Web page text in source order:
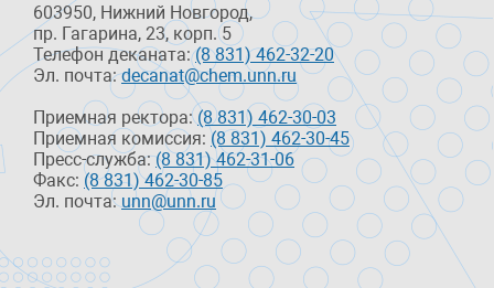
603950, Нижний Новгород,
пр. Гагарина, 23, корп. 5
Телефон деканата:(8 831) 462-32-20
Эл. почта:decanat@chem.unn.ru
Приемная ректора:(8 831) 462-30-03
Приемная комиссия: (8 831) 462-30-45
Пресс-служба:(8 831) 462-31-06
Факс: (8 831) 462-30-85
Эл. почта:unn@unn.ru